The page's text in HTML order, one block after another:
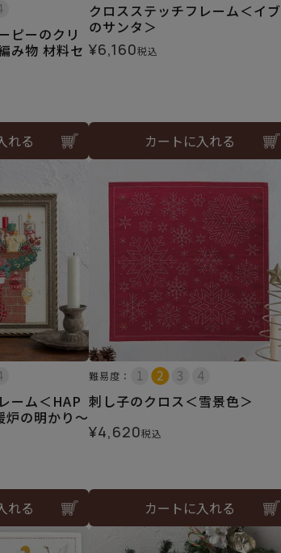
ピーのクリ
み物 材料セ
れる
クロスステッチフレーム＜イブ
のサンタ＞
¥6,160税込
カートに入れる
ーム＜HAP
炉の明かり～
れる
難易度：
刺し子のクロス＜雪景色＞
¥4,620税込
カートに入れる